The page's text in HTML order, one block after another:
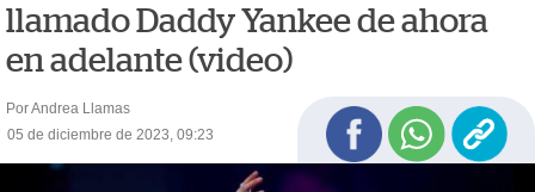
llamado Daddy Yankee de ahora
en adelante (video)
Por Andrea Llamas
05 de diciembre de 2023, 09:23